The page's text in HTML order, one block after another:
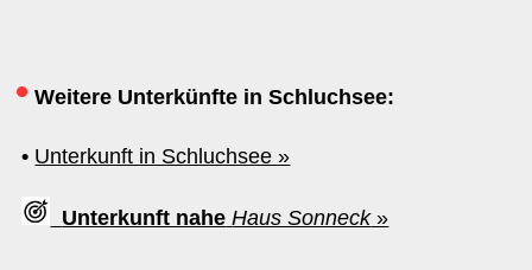
• Weitere Unterkünfte in Schluchsee:
• Unterkunft in Schluchsee »
Unterkunft nahe Haus Sonneck»